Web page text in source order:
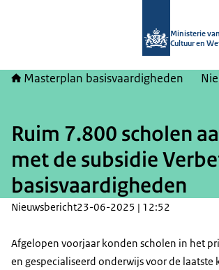
Ministerie
Cultuur en
Masterplan basisvaardigheden
Ruim 7.800 scholen
met de subsidie
basisvaardigheden
Nieuwsbericht23-06-2025 | 12:52
Afgelopen voorjaar konden scholen in het
en gespecialiseerd onderwijs voor de laatste